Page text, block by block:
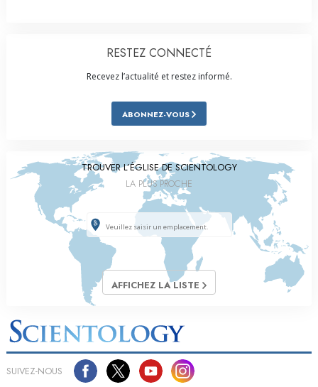
RESTEZ CONNECTÉ
Recevez l’actualité et restez informé.
ABONNEZ-VOUS
TROUVER L’ÉGLISE DE SCIENTOLOGY
LA PLUS PROCHE
AFFICHEZ LA LISTE
SUIVEZ-NOUS